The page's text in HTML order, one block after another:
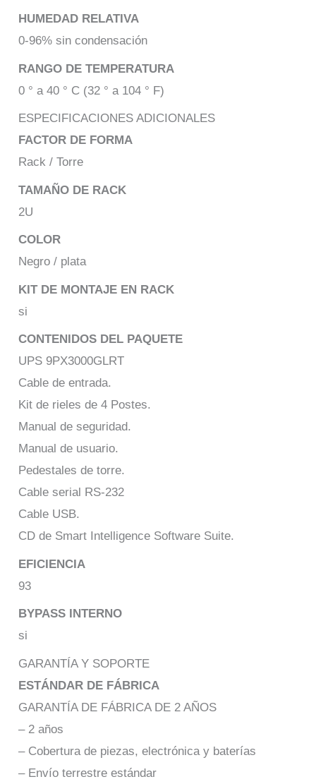
HUMEDAD RELATIVA
0-96% sin condensación
RANGO DE TEMPERATURA
0 ° a 40 ° C (32 ° a 104 ° F)
ESPECIFICACIONES ADICIONALES
FACTOR DE FORMA
Rack / Torre
TAMAÑO DE RACK
2U
COLOR
Negro / plata
KIT DE MONTAJE EN RACK
si
CONTENIDOS DEL PAQUETE
UPS 9PX3000GLRT
Cable de entrada.
Kit de rieles de 4 Postes.
Manual de seguridad.
Manual de usuario.
Pedestales de torre.
Cable serial RS-232
Cable USB.
CD de Smart Intelligence Software Suite.
EFICIENCIA
93
BYPASS INTERNO
si
GARANTÍA Y SOPORTE
ESTÁNDAR DE FÁBRICA
GARANTÍA DE FÁBRICA DE 2 AÑOS
– 2 años
– Cobertura de piezas, electrónica y baterías
– Envío terrestre estándar